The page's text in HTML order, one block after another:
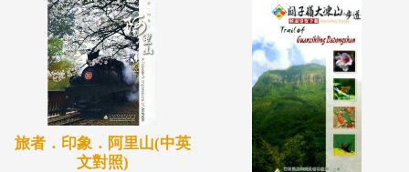
旅者．印象．阿里山(中英
文對照)